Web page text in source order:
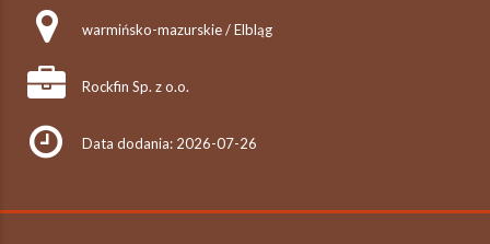
warmińsko-mazurskie / Elbląg
Rockfin Sp. z o.o.
Data dodania: 2026-07-26